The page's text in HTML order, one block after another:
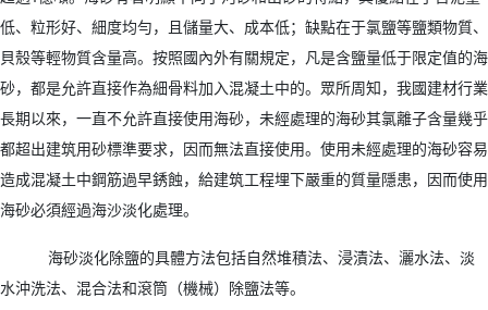
低、粒形好、細度均勻，且儲量大、成本低；缺點在于氯鹽等鹽類物質、
貝殼等輕物質含量高。按照國內外有關規定，凡是含鹽量低于限定值的海
砂，都是允許直接作為細骨料加入混凝土中的。眾所周知，我國建材行業
長期以來，一直不允許直接使用海砂，未經處理的海砂其氯離子含量幾乎
都超出建筑用砂標準要求，因而無法直接使用。使用未經處理的海砂容易
造成混凝土中鋼筋過早銹蝕，給建筑工程埋下嚴重的質量隱患，因而使用
海砂必須經過海沙淡化處理。
海砂淡化除鹽的具體方法包括自然堆積法、浸漬法、灑水法、淡
水沖洗法、混合法和滾筒（機械）除鹽法等。